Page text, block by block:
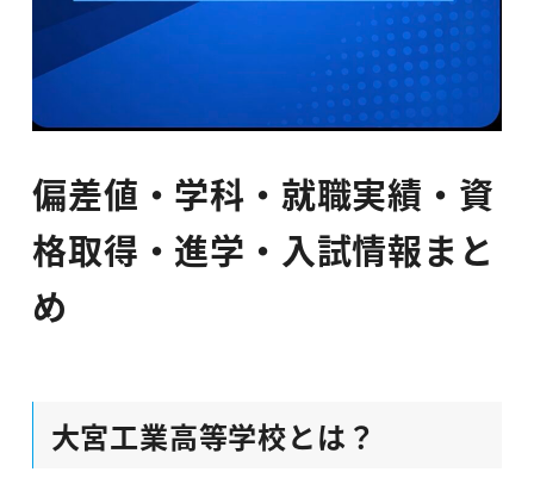
偏差値・学科・就職実績・資
格取得・進学・入試情報まと
め
大宮工業高等学校とは？